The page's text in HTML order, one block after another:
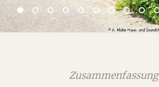
Zusammenfassung